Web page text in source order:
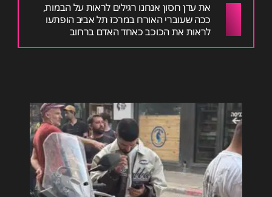
את עדן חסון אנחנו רגילים לראות על הבמות,
ככה שעוברי האורח במרכז תל אביב הופתעו
לראות את הכוכב כאחד האדם ברחוב